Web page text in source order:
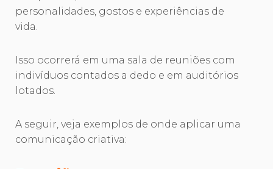
personalidades, gostos e experiências de
vida.
Isso ocorrerá em uma sala de reuniões com
indivíduos contados a dedo e em auditórios
lotados.
A seguir, veja exemplos de onde aplicar uma
comunicação criativa: